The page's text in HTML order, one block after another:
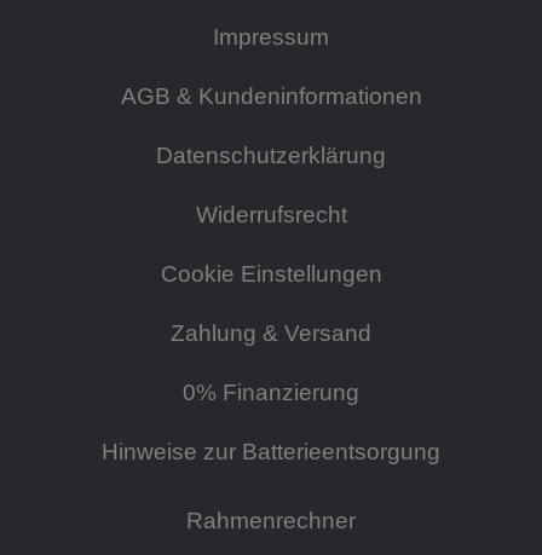
Impressum
AGB & Kundeninformationen
Datenschutzerklärung
Widerrufsrecht
Cookie Einstellungen
Zahlung & Versand
0% Finanzierung
Hinweise zur Batterieentsorgung
Rahmenrechner